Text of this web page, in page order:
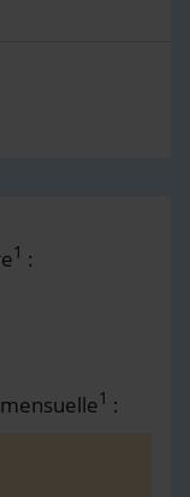
1 :
1 :